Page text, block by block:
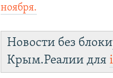
ноября.
Новости без
Крым.Реалии для